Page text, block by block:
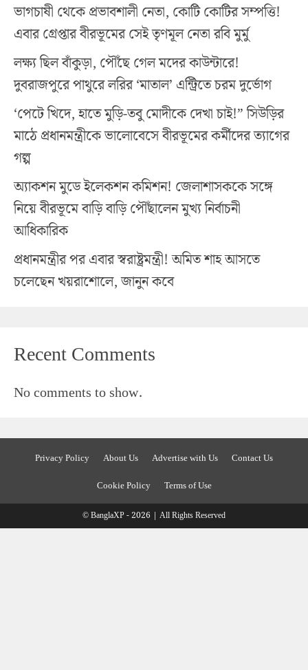
ভাগচাষী থেকে প্রভাবশালী নেতা, কোটি কোটির সম্পত্তি!
এবার গ্রেপ্তার বীরভূমের সেই তৃণমূল নেতা রবি মুর্মু
লক্ষ্য ছিল বাঁকুড়া, পৌঁছে গেল মদের কাউন্টারে!
দুবরাজপুরে পাথুরে লরির ‘মাতাল’ এন্ট্রিতে চরম দুর্ভোগ
‘পেটে খিদে, হাতে মুড়ি-তবু মোদীকে দেখা চাই!” সিউড়ির
মাঠে প্রধানমন্ত্রীকে ভালোবেসে বীরভূমের কর্মীদের ত্যাগের
গল্প
অ্যাকশন মুডে ইলেকশন কমিশন! জেলাশাসককে সঙ্গে
নিয়ে বীরভূমে বাড়ি বাড়ি পৌঁছালেন মুখ্য নির্বাচনী
আধিকারিক
প্রধানমন্ত্রীর পর এবার স্বরাষ্ট্রমন্ত্রী! অমিত শাহ আসতে
চলেছেন খয়রাশোলে, জানুন কবে
Recent Comments
No comments to show.
Privacy Policy About Us Advertise with Us
Contact Us
Cookie Policy
Terms of Use
© BanglaXP - 2026 | All Rights Reserved